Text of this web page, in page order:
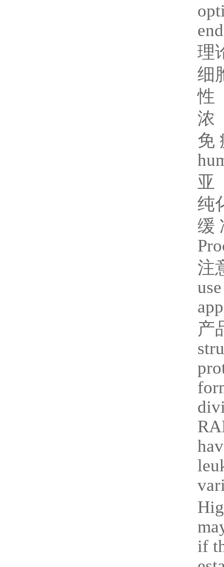
理
细
性
浓
免
亚
纯
缓
注
产
if